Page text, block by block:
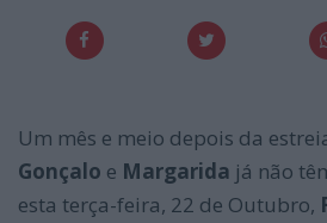
Um mês e meio depois da
Gonçalo e Margarida já não
esta terça-feira, 22 de Outubro,